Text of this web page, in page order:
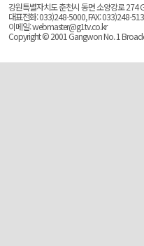
강원특별자치도 춘천시 동면 소양강로 274
대표전화: 033)248-5000, FAX: 033)248-
이메일: webmaster@g1tv.co.kr
Copyright © 2001 Gangwon No. 1